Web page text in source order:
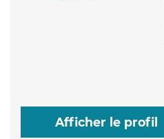
Afficher le profil